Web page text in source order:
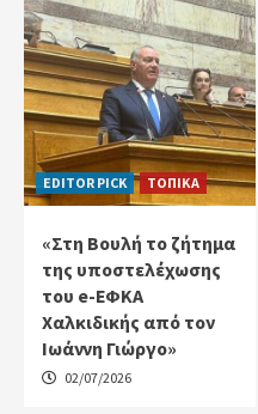
EDITOR PICK ΤΟΠΙΚΑ
«Στη Βουλή το ζήτημα
της υποστελέχωσης
του e-ΕΦΚΑ
Χαλκιδικής από τον
Ιωάννη Γιώργο»
02/07/2026